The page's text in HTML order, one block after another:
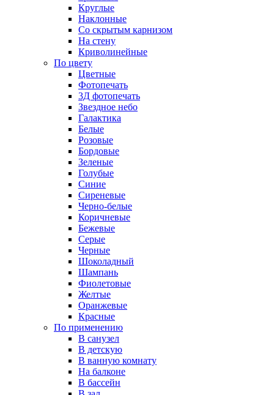
Круглые
Наклонные
Со скрытым карнизом
На стену
Криволинейные
По цвету
Цветные
Фотопечать
3Д фотопечать
Звездное небо
Галактика
Белые
Розовые
Бордовые
Зеленые
Голубые
Синие
Сиреневые
Черно-белые
Коричневые
Бежевые
Серые
Черные
Шоколадный
Шампань
Фиолетовые
Желтые
Оранжевые
Красные
По применению
В санузел
В детскую
В ванную комнату
На балконе
В бассейн